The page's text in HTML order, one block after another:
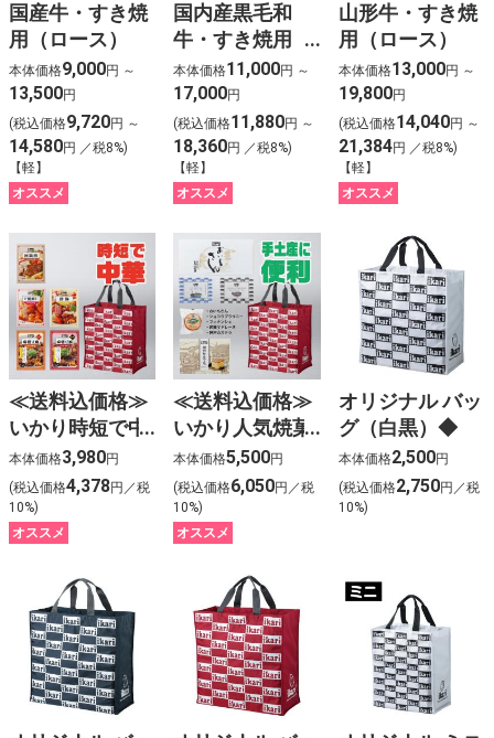
国産牛・すき焼
用（ロース）
本体価格9,000円 ～
13,500円
(税込価格9,720円 ～
14,580円 ／税8%)
【軽】
オススメ
国内産黒毛和
牛・すき焼用
（ロース）
本体価格11,000円 ～
17,000円
(税込価格11,880円 ～
18,360円 ／税8%)
【軽】
オススメ
山形牛・すき焼
用（ロース）
本体価格13,000円 ～
19,800円
(税込価格14,040円 ～
21,384円 ／税8%)
【軽】
オススメ
≪送料込価格≫
いかり時短で中
華のシェフ気分
♪（オリジナル
ミニバッグ付）
本体価格3,980円
(税込価格4,378円／税
10%)
オススメ
≪送料込価格≫
いかり人気焼菓
子詰合せ（オリ
ジナルミニバッ
グ付）
本体価格5,500円
(税込価格6,050円／税
10%)
オススメ
オリジナル バッ
グ（白黒）◆
本体価格2,500円
(税込価格2,750円／税
10%)